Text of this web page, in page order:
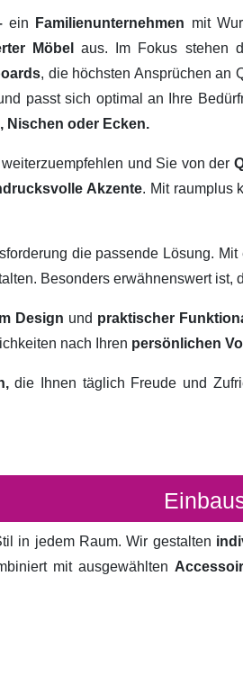
ein Familienunternehmen mit
Möbelaus. Im Fokus stehen
, die höchsten Ansprüchen an
passt sich optimal an Ihre
Nischen oder Ecken.
und Sie von der
Akzente. Mit raumplus
die passende Lösung. Mit
Besonders erwähnenswert ist,
Design und praktischer
nach Ihren persönlichen
die Ihnen täglich Freude und
in jedem Raum. Wir gestalten
mit ausgewählten